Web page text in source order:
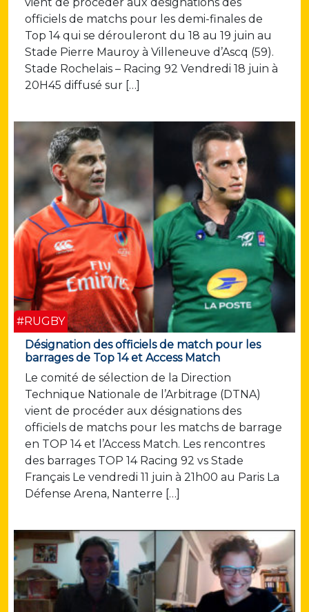
vient de procéder aux désignations des
officiels de matchs pour les demi-finales de
Top 14 qui se dérouleront du 18 au 19 juin au
Stade Pierre Mauroy à Villeneuve d’Ascq (59).
Stade Rochelais – Racing 92 Vendredi 18 juin à
20H45 diffusé sur […]
#RUGBY
Désignation des officiels de match pour les
barrages de Top 14 et Access Match
Le comité de sélection de la Direction
Technique Nationale de l’Arbitrage (DTNA)
vient de procéder aux désignations des
officiels de matchs pour les matchs de barrage
en TOP 14 et l’Access Match. Les rencontres
des barrages TOP 14 Racing 92 vs Stade
Français Le vendredi 11 juin à 21h00 au Paris La
Défense Arena, Nanterre […]